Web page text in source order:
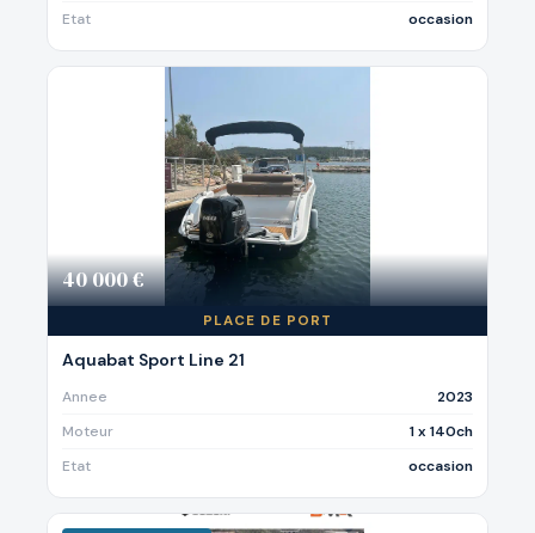
Etat occasion
40 000 €
PLACE DE PORT
Aquabat Sport Line 21
Annee
2023
Moteur
1 x 140ch
Etat
occasion